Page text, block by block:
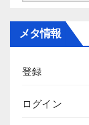
メタ情報
登録
ログイン